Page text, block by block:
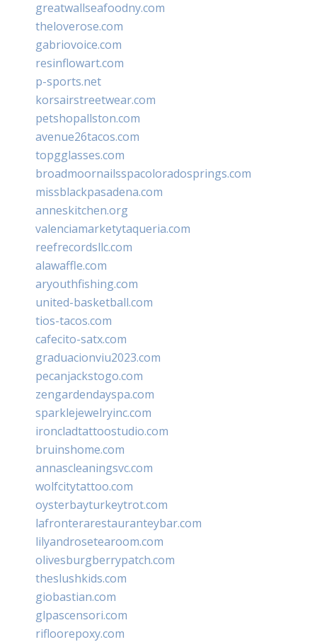
greatwallseafoodny.com
theloverose.com
gabriovoice.com
resinflowart.com
p-sports.net
korsairstreetwear.com
petshopallston.com
avenue26tacos.com
topgglasses.com
broadmoornailsspacoloradosprings.com
missblackpasadena.com
anneskitchen.org
valenciamarketytaqueria.com
reefrecordsllc.com
alawaffle.com
aryouthfishing.com
united-basketball.com
tios-tacos.com
cafecito-satx.com
graduacionviu2023.com
pecanjackstogo.com
zengardendayspa.com
sparklejewelryinc.com
ironcladtattoostudio.com
bruinshome.com
annascleaningsvc.com
wolfcitytattoo.com
oysterbayturkeytrot.com
lafronterarestauranteybar.com
lilyandrosetearoom.com
olivesburgberrypatch.com
theslushkids.com
giobastian.com
glpascensori.com
rifloorepoxy.com